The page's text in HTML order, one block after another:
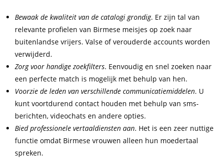
Bewaak de kwaliteit van de catalogi grondig. Er zijn tal van
relevante profielen van Birmese meisjes op zoek naar
buitenlandse vrijers. Valse of verouderde accounts worden
verwijderd.
Zorg voor handige zoekfilters. Eenvoudig en snel zoeken naar
een perfecte match is mogelijk met behulp van hen.
Voorzie de leden van verschillende communicatiemiddelen. U
kunt voortdurend contact houden met behulp van sms-
berichten, videochats en andere opties.
Bied professionele vertaaldiensten aan. Het is een zeer nuttige
functie omdat Birmese vrouwen alleen hun moedertaal
spreken.